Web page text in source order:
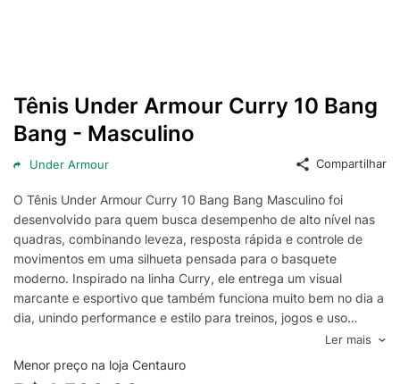
Tênis Under Armour Curry 10 Bang
Bang - Masculino
Under Armour Compartilhar
O Tênis Under Armour Curry 10 Bang Bang Masculino foi
desenvolvido para quem busca desempenho de alto nível nas
quadras, combinando leveza, resposta rápida e controle de
movimentos em uma silhueta pensada para o basquete
moderno. Inspirado na linha Curry, ele entrega um visual
marcante e esportivo que também funciona muito bem no dia a
dia, unindo performance e estilo para treinos, jogos e uso
A entressola com tecnologia de amortecimento e retorno de
energia ajuda a manter a explosão nas arrancadas, saltos e
Ler mais
Menor preço na loja Centauro